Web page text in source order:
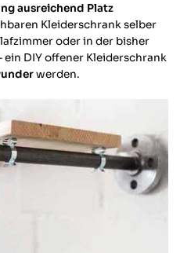
ausreichend Platz
Kleiderschrank selber
oder in der bisher
DIY offener Kleiderschrank
werden.